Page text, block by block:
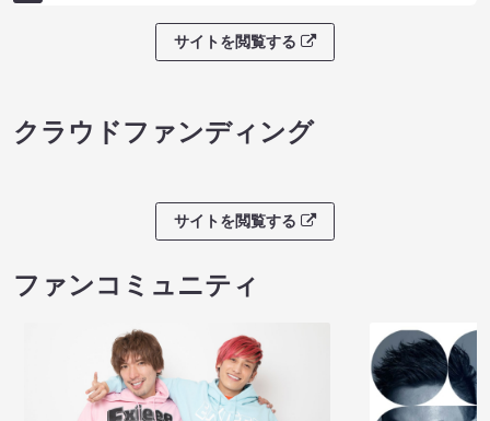
サイトを閲覧する
クラウドファンディング
サイトを閲覧する
ファンコミュニティ